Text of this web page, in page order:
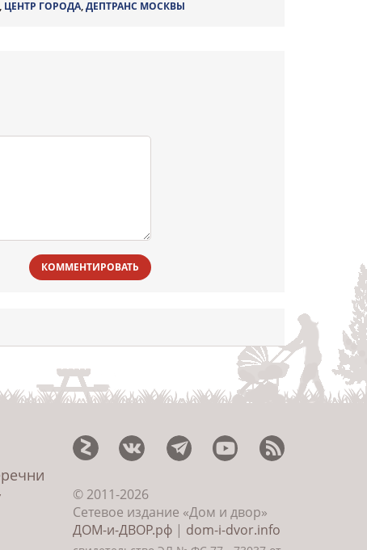
ЦЕНТР ГОРОДА,ДЕПТРАНС МОСКВЫ
КОММЕНТИРОВАТЬ
© 2011-2026
Сетевое издание «Дом и двор»
ДОМ-и-ДВОР.рф| dom-i-dvor.info